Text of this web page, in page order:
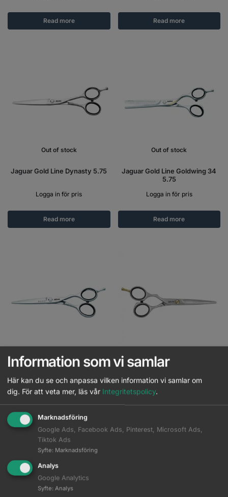
Read more Read more
Out of stock
Jaguar Gold Line Dynasty 5.75
Logga in för pris
Read more
Out of stock
Jaguar Gold Line Goldwing 34
5.75
Logga in för pris
Read more
Out of stock
Jaguar Gold Line Kamiyu 5.75
Logga in för pris
Read more
Jaguar Pre Style relax Vänster
5.75
Logga in för pris
Information som vi samlar
Här kan du se och anpassa vilken information vi samlar om
dig. För att veta mer, läs vår Integritetspolicy.
Marknadsföring
Google Ads, Facebook Ads, Pinterest, Microsoft Ads,
Tiktok Ads
Syfte: Marknadsföring
Analys
Google Analytics
Syfte: Analys